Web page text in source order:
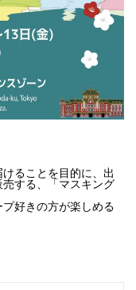
ることを目的に、出
する、「マスキング
好きの方が楽しめる